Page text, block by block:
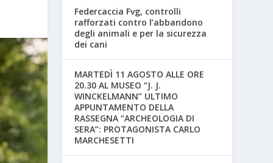
Federcaccia Fvg, controlli
rafforzati contro l’abbandono
degli animali e per la sicurezza
dei cani
MARTEDÌ 11 AGOSTO ALLE ORE
20.30 AL MUSEO “J. J.
WINCKELMANN” ULTIMO
APPUNTAMENTO DELLA
RASSEGNA “ARCHEOLOGIA DI
SERA”: PROTAGONISTA CARLO
MARCHESETTI